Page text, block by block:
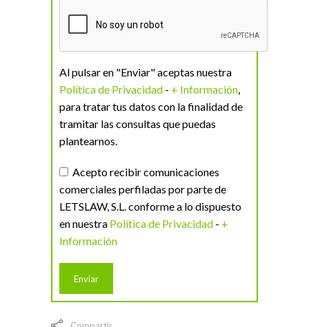
Al pulsar en "Enviar" aceptas nuestra
Política de Privacidad - + Información,
para tratar tus datos con la finalidad de
tramitar las consultas que puedas
plantearnos.
Acepto recibir comunicaciones
comerciales perfiladas por parte de
LETSLAW, S.L. conforme a lo dispuesto
en nuestra Política de Privacidad - +
Información